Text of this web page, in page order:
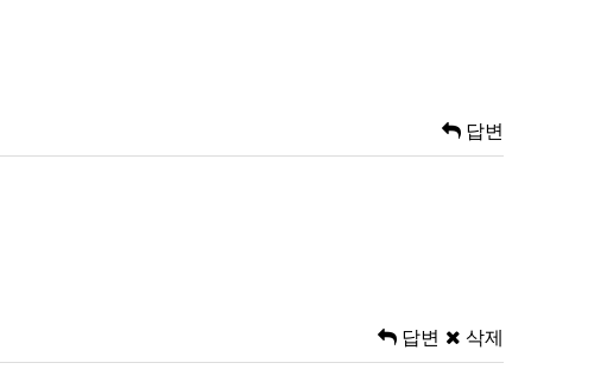
답변
답변
삭제